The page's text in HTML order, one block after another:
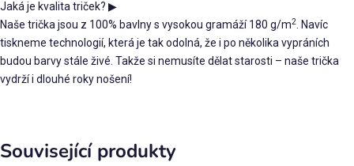
Jaká je kvalita triček? ▶
Naše trička jsou z 100% bavlny s vysokou gramáží 180 g/m2. Navíc
tiskneme technologií, která je tak odolná, že i po několika vypráních
budou barvy stále živé. Takže si nemusíte dělat starosti – naše trička
vydrží i dlouhé roky nošení!
Související produkty